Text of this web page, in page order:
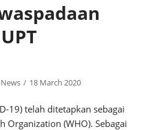
News 18 March 2020
19) telah ditetapkan sebagai
Organization (WHO). Sebagai